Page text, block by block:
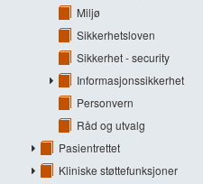
Miljø
Sikkerhetsloven
Sikkerhet - security
Informasjonssikkerhet
Personvern
Råd og utvalg
Pasientrettet
Kliniske støttefunksjoner